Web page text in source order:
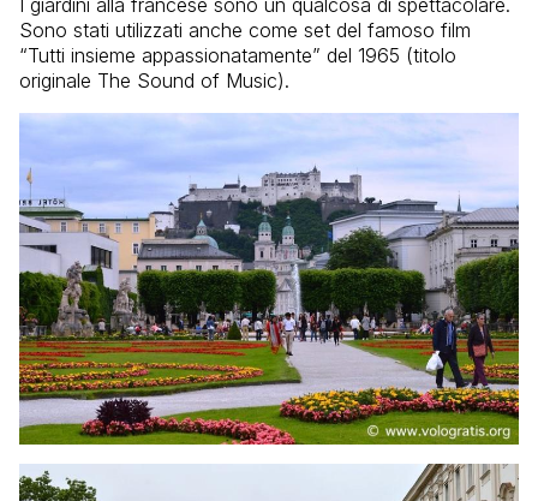
Sono stati utilizzati anche come set del famoso film
“Tutti insieme appassionatamente” del 1965 (titolo
originale The Sound of Music).